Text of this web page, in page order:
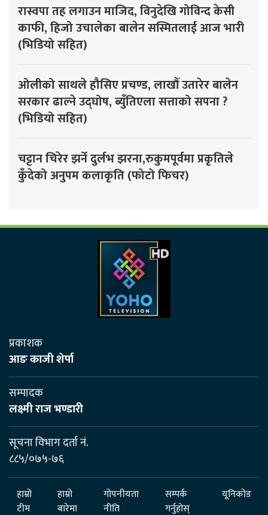
रास्वपा तह लगाउन माजिद, विनुदेखि गोविन्द केसी
काफी, हिजो उचालेका बालेन सस्मितलाई आज भारी
(भिडियो सहित)
ओलीको साथले हौसिए प्रचण्ड, लाखौँ उतारेर बालेन
सरकार ढाल्ने उद्घोष, ब्युँतिएला सत्ताको सपना ?
(भिडियो सहित)
चट्टान चिरेर झर्ने दुर्लभ झरना,रुकुमपूर्वमा प्रकृतिले
कुँदेको अनुपम कलाकृति (फोटो फिचर)
प्रकाशक
आङ काजी शेर्पा
सम्पादक
लक्ष्मी राज भण्डारी
सूचना विभाग दर्ता नं.
८८५/०७५-७६
हाम्रो
टीम
हाम्रो
बारेमा
गोपनीयता
नीति
सम्पर्क
गर्नुहोस्
यूनिकोड